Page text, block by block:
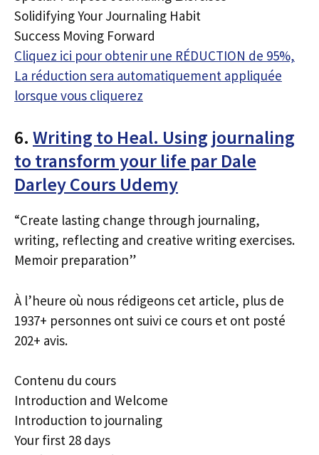
Solidifying Your Journaling Habit
Success Moving Forward
Cliquez ici pour obtenir une RÉDUCTION de 95%,
La réduction sera automatiquement appliquée
lorsque vous cliquerez
6. Writing to Heal. Using journaling
to transform your life par Dale
Darley Cours Udemy
“Create lasting change through journaling,
writing, reflecting and creative writing exercises.
Memoir preparation”
À l’heure où nous rédigeons cet article, plus de
1937+ personnes ont suivi ce cours et ont posté
202+ avis.
Contenu du cours
Introduction and Welcome
Introduction to journaling
Your first 28 days